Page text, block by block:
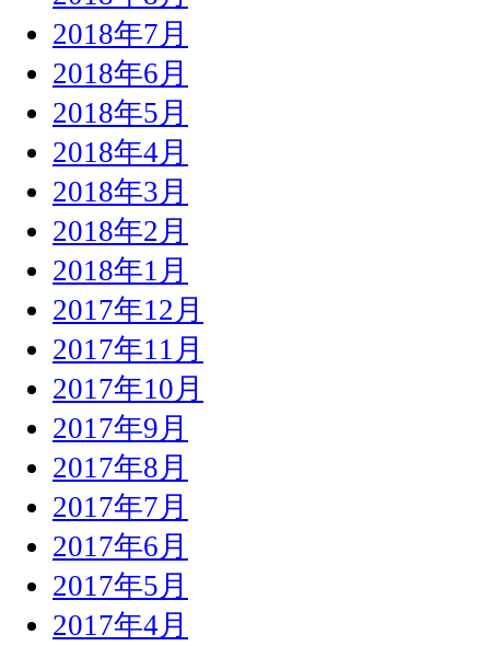
2018年7月
2018年6月
2018年5月
2018年4月
2018年3月
2018年2月
2018年1月
2017年12月
2017年11月
2017年10月
2017年9月
2017年8月
2017年7月
2017年6月
2017年5月
2017年4月